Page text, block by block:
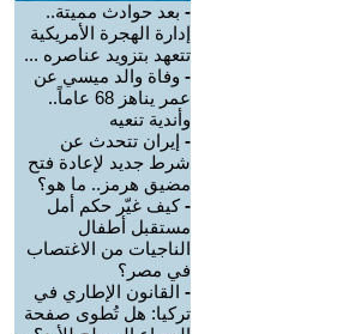
- بعد حوادث مميتة..
إدارة الهجرة الأمريكية
تتعهد بتزويد عناصره ...
- وفاة والد ميسي عن
عمر يناهز 68 عاماً..
وأندية تنعيه
- إيران تتحدث عن
شرط جديد لإعادة فتح
مضيق هرمز.. ما هو؟
-كيف غيّر حكم أمل
مستقبل أطفال
الناجيات من الاغتصاب
في مصر؟
- القانون الإطاري في
تركيا: هل تُطوى صفحة